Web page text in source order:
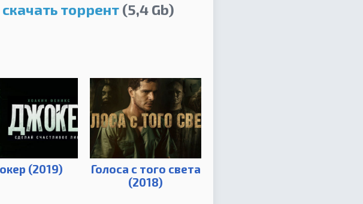
торрент(5,4 Gb)
(2019)
Голоса с того света
(2018)